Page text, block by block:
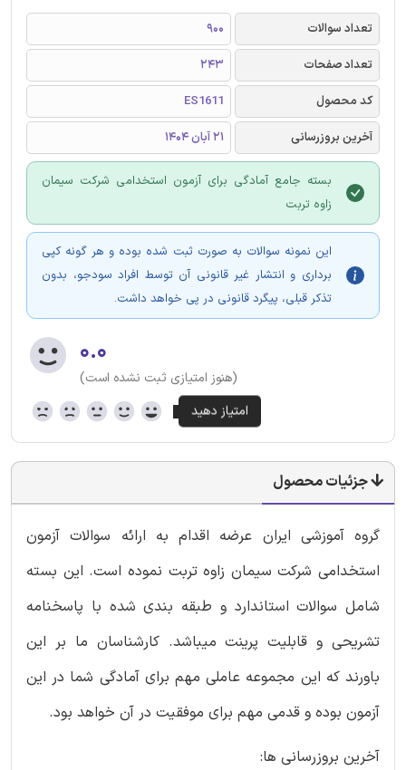
تعداد سوالات
900
تعداد صفحات
243
کد محصول
ES1611
آخرین بروزرسانی
21 آبان 1404
بسته جامع آمادگی برای آزمون استخدامی شرکت سیمان
زاوه تربت
این نمونه سوالات به صورت ثبت شده بوده و هر گونه کپی
برداری و انتشار غیر قانونی آن توسط افراد سودجو، بدون
تذکر قبلی، پیگرد قانونی در پی خواهد داشت.
۰.۰
(هنوز امتیازی ثبت نشده است)
جزئیات محصول
گروه آموزشی ایران عرضه اقدام به ارائه سوالات آزمون
استخدامی شرکت سیمان زاوه تربت نموده است. این بسته
شامل سوالات استاندارد و طبقه بندی شده با پاسخنامه
تشریحی و قابلیت پرینت میباشد. کارشناسان ما بر این
باورند که این مجموعه عاملی مهم برای آمادگی شما در این
آزمون بوده و قدمی مهم برای موفقیت در آن خواهد بود.
آخرین بروزرسانی ها: